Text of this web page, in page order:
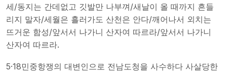
세/동지는 간데없고 깃발만 나부껴/새날이 올 때까지 흔들
리지 말자/세월은 흘러가도 산천은 안다/깨어나서 외치는
뜨거운 함성/앞서서 나가니 산자여 따르라/앞서서 나가니
산자여 따르라.
5·18민중항쟁의 대변인으로 전남도청을 사수하다 사살당한